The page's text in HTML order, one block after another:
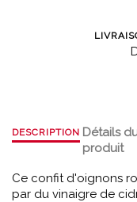
DESCRIPTION Détails
produit
Ce confit d'oignons
par du vinaigre de